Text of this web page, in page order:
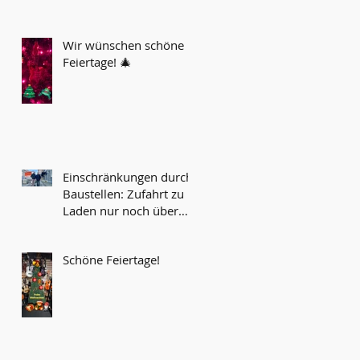
Wir wünschen schöne
Feiertage! 🎄
Einschränkungen durch
Baustellen: Zufahrt zu
Laden nur noch über
Schöne Feiertage!